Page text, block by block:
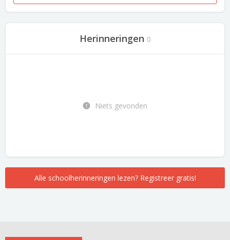
Herinneringen 0
Niets gevonden
Alle schoolherinneringen lezen? Registreer gratis!